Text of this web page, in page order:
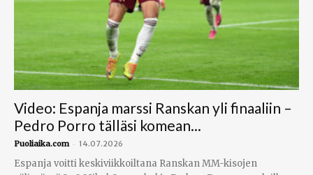
Video: Espanja marssi Ranskan yli finaaliin –
Pedro Porro tälläsi komean...
Puoliaika.com - 14.07.2026
Espanja voitti keskiviikkoiltana Ranskan MM-kisojen